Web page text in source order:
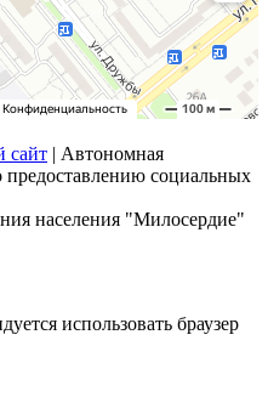
сайт | Автономная
предоставлению социальных
населения "Милосердие"
использовать браузер